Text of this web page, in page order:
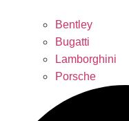
Bentley
Bugatti
Lamborghini
Porsche